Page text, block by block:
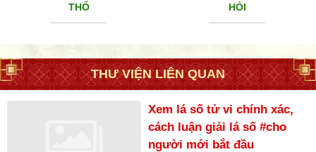
THỔ
HỎI
THƯ VIỆN LIÊN QUAN
Xem lá số tử vi chính xác,
cách luận giải lá số #cho
người mới bắt đầu